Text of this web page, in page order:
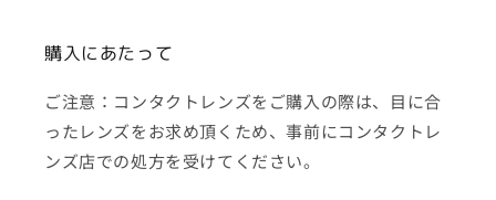
購入にあたって
ご注意：コンタクトレンズをご購入の際は、目に合
ったレンズをお求め頂くため、事前にコンタクトレ
ンズ店での処方を受けてください。